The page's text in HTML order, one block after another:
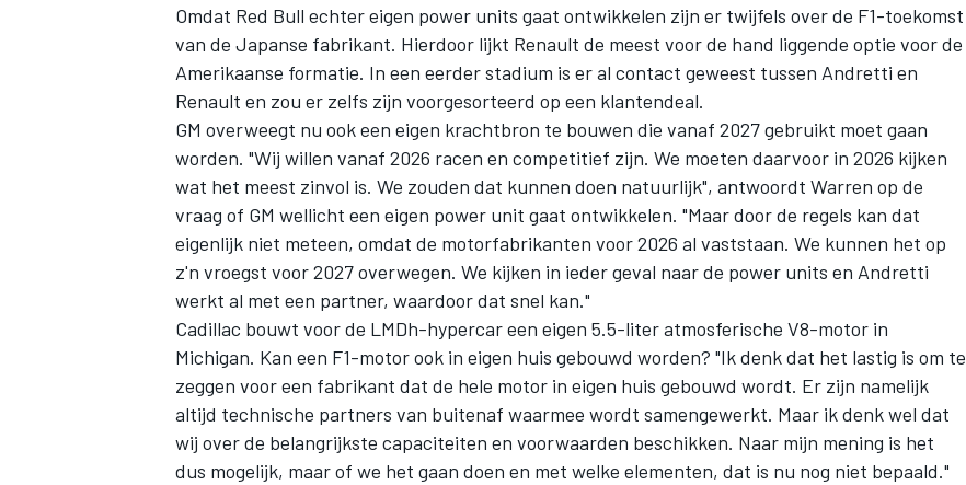
Omdat Red Bull echter eigen power units gaat ontwikkelen zijn er twijfels over de F1-toekomst
van de Japanse fabrikant. Hierdoor lijkt Renault de meest voor de hand liggende optie voor de
Amerikaanse formatie. In een eerder stadium is er al contact geweest tussen Andretti en
Renault en zou er zelfs zijn voorgesorteerd op een klantendeal.
GM overweegt nu ook een eigen krachtbron te bouwen die vanaf 2027 gebruikt moet gaan
worden. "Wij willen vanaf 2026 racen en competitief zijn. We moeten daarvoor in 2026 kijken
wat het meest zinvol is. We zouden dat kunnen doen natuurlijk", antwoordt Warren op de
vraag of GM wellicht een eigen power unit gaat ontwikkelen. "Maar door de regels kan dat
eigenlijk niet meteen, omdat de motorfabrikanten voor 2026 al vaststaan. We kunnen het op
z'n vroegst voor 2027 overwegen. We kijken in ieder geval naar de power units en Andretti
werkt al met een partner, waardoor dat snel kan."
Cadillac bouwt voor de LMDh-hypercar een eigen 5.5-liter atmosferische V8-motor in
Michigan. Kan een F1-motor ook in eigen huis gebouwd worden? "Ik denk dat het lastig is om te
zeggen voor een fabrikant dat de hele motor in eigen huis gebouwd wordt. Er zijn namelijk
altijd technische partners van buitenaf waarmee wordt samengewerkt. Maar ik denk wel dat
wij over de belangrijkste capaciteiten en voorwaarden beschikken. Naar mijn mening is het
dus mogelijk, maar of we het gaan doen en met welke elementen, dat is nu nog niet bepaald."